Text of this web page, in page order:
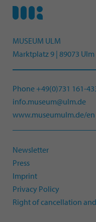
MUSEUM ULM
Marktplatz 9 | 89073 Ulm
Phone +49(0)731 161-
info.museum@ulm.de
www.museumulm.de/en
Newsletter
Press
Imprint
Privacy Policy
Right of cancellation